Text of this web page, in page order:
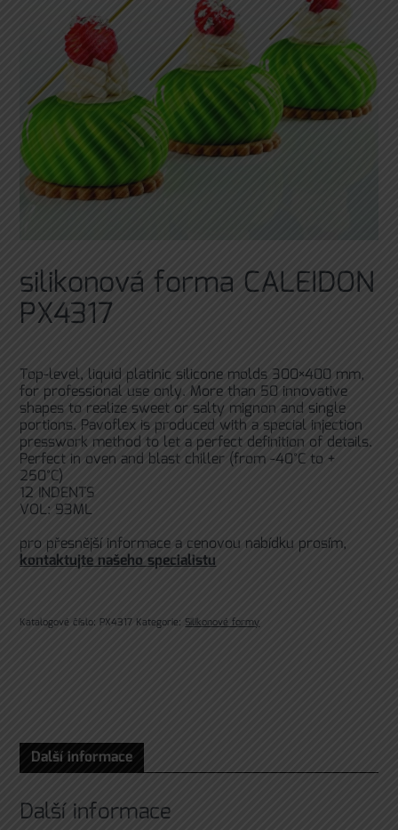
silikonová forma CALEIDON
PX4317
Top-level, liquid platinic silicone molds 300×400 mm,
for professional use only. More than 50 innovative
shapes to realize sweet or salty mignon and single
portions. Pavoflex is produced with a special injection
presswork method to let a perfect definition of details.
Perfect in oven and blast chiller (from -40°C to +
250°C)
12 INDENTS
VOL: 93ML
pro přesnější informace a cenovou nabídku prosím,
kontaktujte našeho specialistu
Katalogové číslo: PX4317 Kategorie:Silikonové formy
Další informace
Další informace